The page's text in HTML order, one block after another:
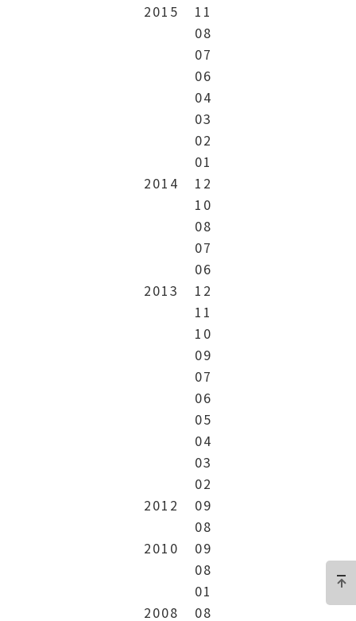
2015
11
08
07
06
04
03
02
01
2014
12
10
08
07
06
2013
12
11
10
09
07
06
05
04
03
02
2012
09
08
2010
09
08
01
2008
08